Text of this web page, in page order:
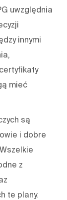
uwzględnia
innymi
mieć
są
i dobre
z
te plany.